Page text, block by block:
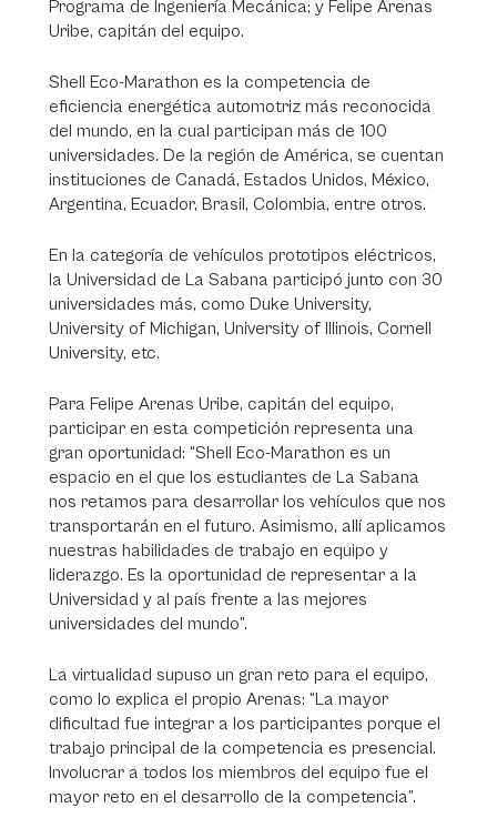
Programa de Ingeniería Mecánica; y Felipe Arenas
Uribe, capitán del equipo.
Shell Eco-Marathon es la competencia de
eficiencia energética automotriz más reconocida
del mundo, en la cual participan más de 100
universidades. De la región de América, se cuentan
instituciones de Canadá, Estados Unidos, México,
Argentina, Ecuador, Brasil, Colombia, entre otros.
En la categoría de vehículos prototipos eléctricos,
la Universidad de La Sabana participó junto con 30
universidades más, como Duke University,
University of Michigan, University of Illinois, Cornell
University, etc.
Para Felipe Arenas Uribe, capitán del equipo,
participar en esta competición representa una
gran oportunidad: “Shell Eco-Marathon es un
espacio en el que los estudiantes de La Sabana
nos retamos para desarrollar los vehículos que nos
transportarán en el futuro. Asimismo, allí aplicamos
nuestras habilidades de trabajo en equipo y
liderazgo. Es la oportunidad de representar a la
Universidad y al país frente a las mejores
universidades del mundo”.
La virtualidad supuso un gran reto para el equipo,
como lo explica el propio Arenas: “La mayor
dificultad fue integrar a los participantes porque el
trabajo principal de la competencia es presencial.
Involucrar a todos los miembros del equipo fue el
mayor reto en el desarrollo de la competencia”.